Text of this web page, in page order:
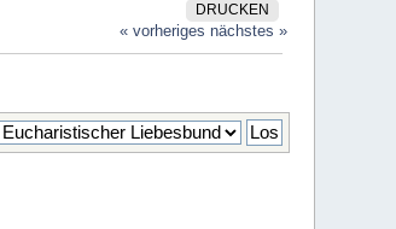
DRUCKEN
« vorheriges nächstes »